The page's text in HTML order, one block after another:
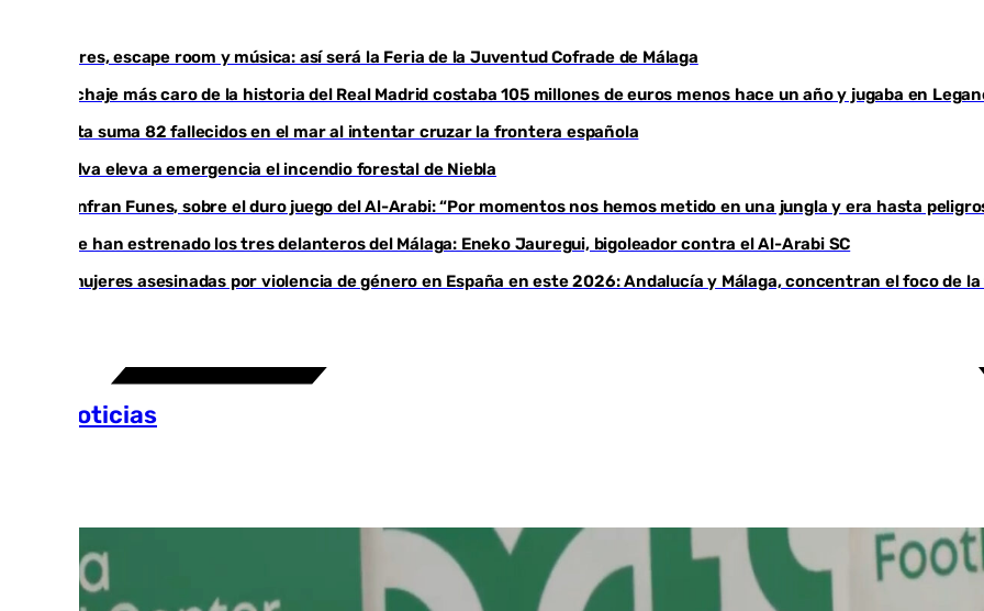
Youtube
Talleres, escape room y música: así será la Feria de la Juventud Cofrade de Málaga
El fichaje más caro de la historia del Real Madrid costaba 105 millones de euros menos hace un año y jugaba en
Ceuta suma 82 fallecidos en el mar al intentar cruzar la frontera española
Huelva eleva a emergencia el incendio forestal de Niebla
Juanfran Funes, sobre el duro juego del Al-Arabi: “Por momentos nos hemos metido en una jungla y era hasta
Ya se han estrenado los tres delanteros del Málaga: Eneko Jauregui, bigoleador contra el Al-Arabi SC
35 mujeres asesinadas por violencia de género en España en este 2026: Andalucía y Málaga, concentran el foco de
Más noticias